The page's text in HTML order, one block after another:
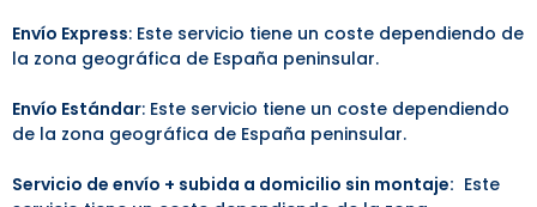
Envío Express: Este servicio tiene un coste dependiendo de
la zona geográfica de España peninsular.
Envío Estándar: Este servicio tiene un coste dependiendo
de la zona geográfica de España peninsular.
Servicio de envío + subida a domicilio sin montaje: Este